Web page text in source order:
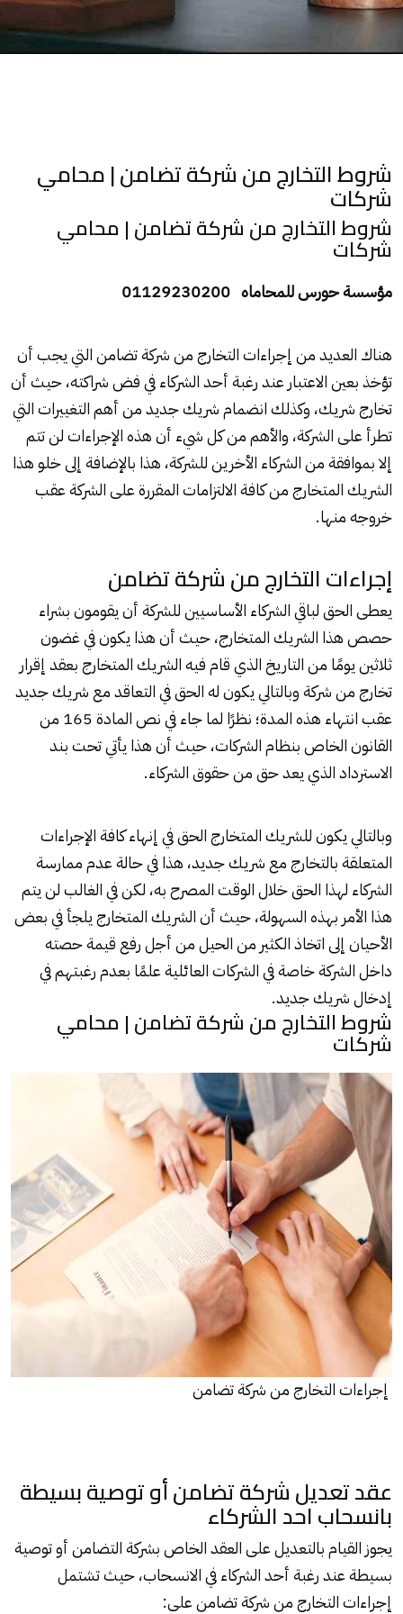
شروط التخارج من شركة تضامن | محامي
شركات
شروط التخارج من شركة تضامن | محامي
شركات
مؤسسة حورس للمحاماه 01129230200
هناك العديد من إجراءات التخارج من شركة تضامن التي يجب أن
تؤخذ بعين الاعتبار عند رغبة أحد الشركاء في فض شراكته، حيث أن
تخارج شريك، وكذلك انضمام شريك جديد من أهم التغييرات التي
تطرأ على الشركة، والأهم من كل شيء أن هذه الإجراءات لن تتم
إلا بموافقة من الشركاء الأخرين للشركة، هذا بالإضافة إلى خلو هذا
الشريك المتخارج من كافة الالتزامات المقررة على الشركة عقب
خروجه منها.
إجراءات التخارج من شركة تضامن
يعطى الحق لباقي الشركاء الأساسيين للشركة أن يقومون بشراء
حصص هذا الشريك المتخارج، حيث أن هذا يكون في غضون
ثلاثين يومًا من التاريخ الذي قام فيه الشريك المتخارج بعقد إقرار
تخارج من شركة وبالتالي يكون له الحق في التعاقد مع شريك جديد
عقب انتهاء هذه المدة؛ نظرًا لما جاء في نص المادة 165 من
القانون الخاص بنظام الشركات، حيث أن هذا يأتي تحت بند
الاسترداد الذي يعد حق من حقوق الشركاء.
وبالتالي يكون للشريك المتخارج الحق في إنهاء كافة الإجراءات
المتعلقة بالتخارج مع شريك جديد، هذا في حالة عدم ممارسة
الشركاء لهذا الحق خلال الوقت المصرح به، لكن في الغالب لن يتم
هذا الأمر بهذه السهولة، حيث أن الشريك المتخارج يلجأ في بعض
الأحيان إلى اتخاذ الكثير من الحيل من أجل رفع قيمة حصته
داخل الشركة خاصة في الشركات العائلية علمًا بعدم رغبتهم في
إدخال شريك جديد.
شروط التخارج من شركة تضامن | محامي
شركات
إجراءات التخارج من شركة تضامن
عقد تعديل شركة تضامن أو توصية بسيطة
بانسحاب احد الشركاء
يجوز القيام بالتعديل على العقد الخاص بشركة التضامن أو توصية
بسيطة عند رغبة أحد الشركاء في الانسحاب، حيث تشتمل
إجراءات التخارج من شركة تضامن على: